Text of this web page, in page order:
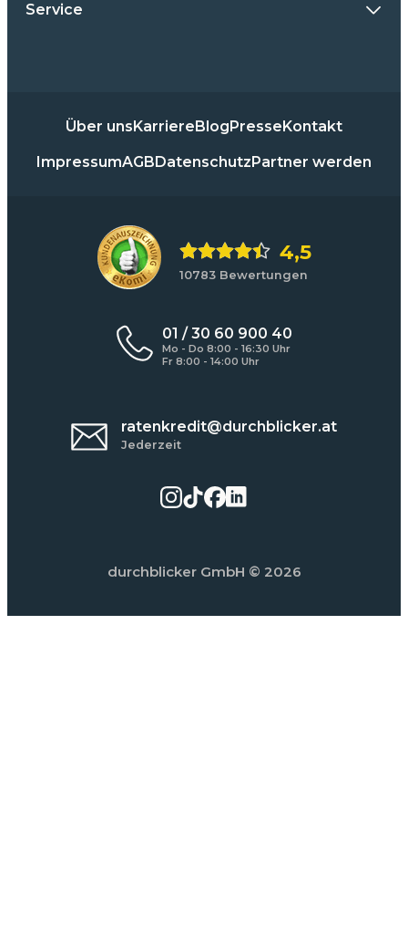
Service
Über unsKarriereBlogPresseKontakt
ImpressumAGBDatenschutzPartner werden
4,5
10783 Bewertungen
01 / 30 60 900 40
Mo - Do 8:00 - 16:30 Uhr
Fr 8:00 - 14:00 Uhr
ratenkredit@durchblicker.at
Jederzeit
durchblicker GmbH © 2026